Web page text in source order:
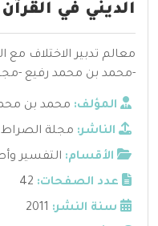
الديني في
معالم تدبير الاختلاف مع
-محمد بن محمد رفيع -
المؤلف: محمد بن
الناشر: مجلة الصراط
الأقسام: التفسير
عدد الصفحات: 42
سنة النشر: 2011